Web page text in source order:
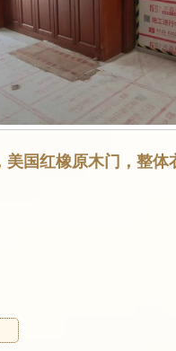
美国红橡原木门，整体